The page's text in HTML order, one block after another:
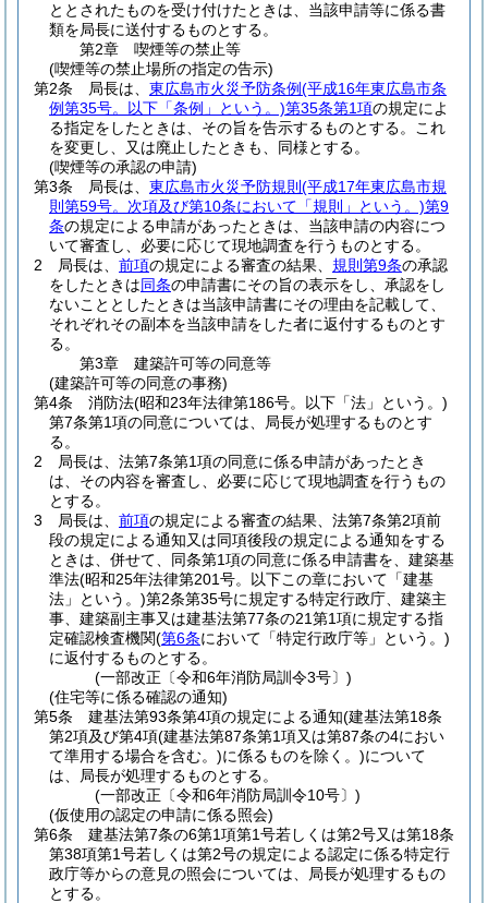
ととされたものを受け付けたときは、当該申請等に係る書
類を局長に送付するものとする。
第2章
喫煙等の禁止等
(喫煙等の禁止場所の指定の告示)
第2条
局長は、 東広島市火災予防条例(平成16年東広島市条
例第35号。以下「条例」という。)第35条第1項の規定によ
る指定をしたときは、その旨を告示するものとする。
これ
を変更し、又は廃止したときも、同様とする。
(喫煙等の承認の申請)
第3条
局長は、 東広島市火災予防規則 (平成17年東広島市規
則第59号。次項及び第10条において「規則」という。)第9
条の規定による申請があったときは、当該申請の内容につ
いて審査し、必要に応じて現地調査を行うものとする。
2
局長は、 前項の規定による審査の結果、 規則第9条の承認
をしたときは同条の申請書にその旨の表示をし、承認をし
ないこととしたときは当該申請書にその理由を記載して、
それぞれその副本を当該申請をした者に返付するものとす
る。
第3章
建築許可等の同意等
(建築許可等の同意の事務)
第4条
消防法(昭和23年法律第186号。以下「法」という。)
第7条第1項の同意については、局長が処理するものとす
る。
2
局長は、法第7条第1項の同意に係る申請があったとき
は、その内容を審査し、必要に応じて現地調査を行うもの
とする。
3
局長は、 前項の規定による審査の結果、法第7条第2項前
段の規定による通知又は同項後段の規定による通知をする
ときは、併せて、同条第1項の同意に係る申請書を、建築基
準法(昭和25年法律第201号。以下この章において「建基
法」という。)第2条第35号に規定する特定行政庁、建築主
事、建築副主事又は建基法第77条の21第1項に規定する指
定確認検査機関(第6条において「特定行政庁等」という。)
に返付するものとする。
(一部改正〔令和6年消防局訓令3号〕)
(住宅等に係る確認の通知)
第5条
建基法第93条第4項の規定による通知(建基法第18条
第2項及び第4項(建基法第87条第1項又は第87条の4におい
て準用する場合を含む。)に係るものを除く。)について
は、局長が処理するものとする。
(一部改正〔令和6年消防局訓令10号〕)
(仮使用の認定の申請に係る照会)
第6条
建基法第7条の6第1項第1号若しくは第2号又は第18条
第38項第1号若しくは第2号の規定による認定に係る特定行
政庁等からの意見の照会については、局長が処理するもの
とする。